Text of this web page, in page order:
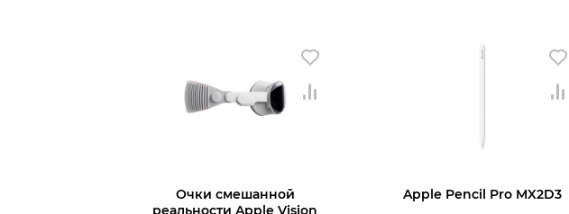
Очки смешанной
реальности Apple Vision
Apple Pencil Pro MX2D3